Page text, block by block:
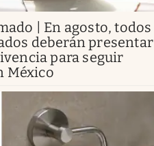
| En agosto, todos
deberán presentar
para seguir
México